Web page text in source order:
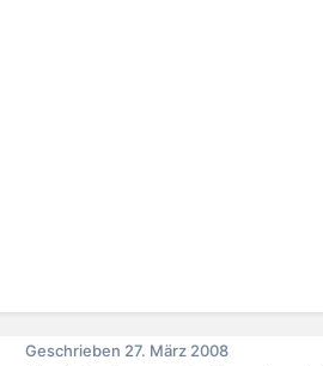
Geschrieben 27. März 2008